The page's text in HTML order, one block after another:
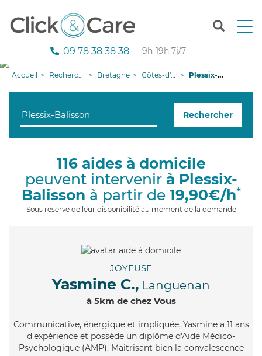
T
n
g
09 78 38 38 38 — 9h-19h 7j/7
Accueil Recherche aide à domicile Bretagne Côtes-d'armor Plessix-Balisson
Rechercher
116 aides à domicile
peuvent intervenir à Plessix-
Balisson à partir de 19,90€/h*
Sous réserve de leur disponibilité au moment de la demande
JOYEUSE
Yasmine C., Languenan
à 5km de chez Vous
Communicative, énergique et impliquée, Yasmine a 11 ans
d'expérience et possède un diplôme d'Aide Médico-
Psychologique (AMP). Maitrisant bien la convalescence